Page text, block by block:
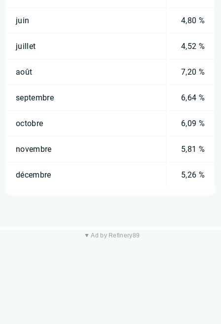
juin 4,80 %
juillet 4,52 %
août 7,20 %
septembre 6,64 %
octobre 6,09 %
novembre 5,81 %
décembre 5,26 %
▼ Ad by Refinery89